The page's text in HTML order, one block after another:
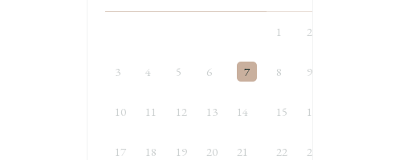
1 2
3 4 5 6 7 8 9
10 11 12 13 14 15 16
17 18 19 20 21 22 23